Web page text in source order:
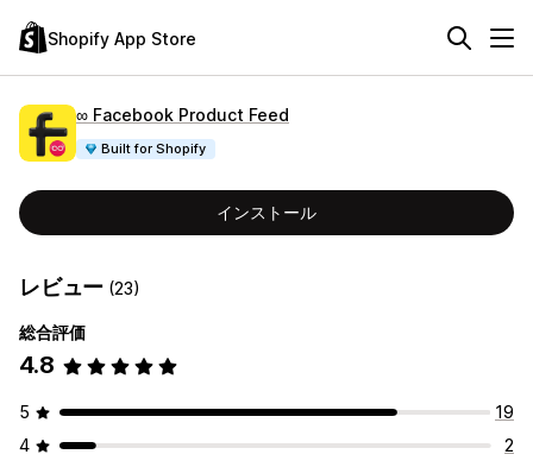
Shopify App Store
∞ Facebook Product Feed
Built for Shopify
インストール
レビュー (23)
総合評価
4.8
5
19
4
2